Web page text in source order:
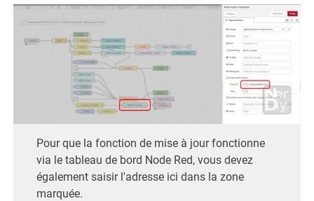
Pour que la fonction de mise à jour fonctionne
via le tableau de bord Node Red, vous devez
également saisir l'adresse ici dans la zone
marquée.